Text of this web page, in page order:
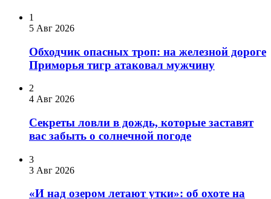
1
5 Авг 2026
Обходчик опасных троп: на железной дороге
Приморья тигр атаковал мужчину
2
4 Авг 2026
Секреты ловли в дождь, которые заставят
вас забыть о солнечной погоде
3
3 Авг 2026
«И над озером летают утки»: об охоте на